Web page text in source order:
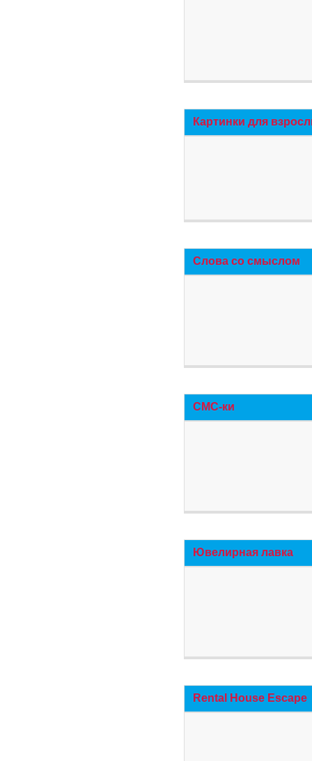
Картинки для
Слова со смыслом
СМС-ки
Ювелирная лавка
Rental House Escape